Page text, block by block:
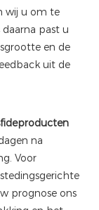
wij u om te
past u
en de
uit de
na
Voor
prognose ons